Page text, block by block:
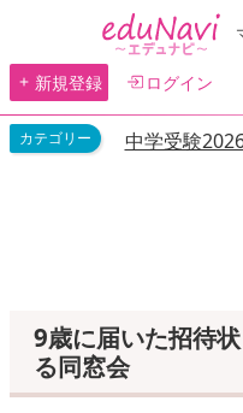
新規登録 ログイン
中学受験
9歳に届いた招待
る同窓会